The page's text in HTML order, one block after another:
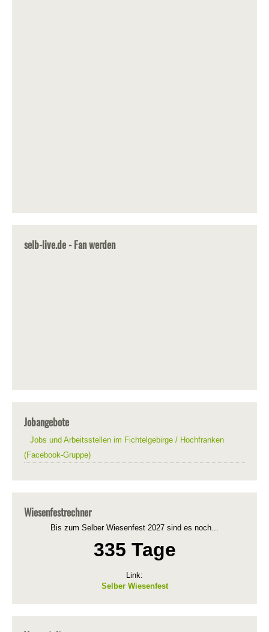
selb-live.de - Fan werden
Jobangebote
Jobs und Arbeitsstellen im Fichtelgebirge / Hochfranken
(Facebook-Gruppe)
Wiesenfestrechner
Bis zum Selber Wiesenfest 2027 sind es noch...
335 Tage
Link:
Selber Wiesenfest